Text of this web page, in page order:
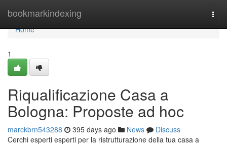
bookmarkindexing
Home
Home
1
Riqualificazione Casa a
Bologna: Proposte ad hoc
marckbrn543288 395 days ago News
Discuss
Cerchi esperti esperti per la ristrutturazione della tua casa a